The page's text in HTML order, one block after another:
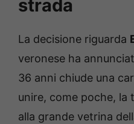
strada
La decisione riguarda
veronese ha
36 anni chiude una
unire, come poche, la
alla grande vetrina